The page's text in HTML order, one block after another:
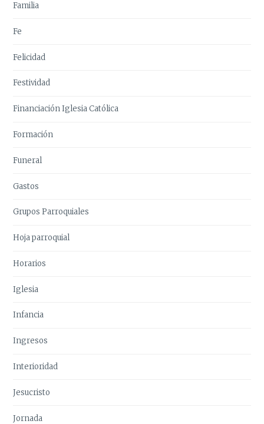
Familia
Fe
Felicidad
Festividad
Financiación Iglesia Católica
Formación
Funeral
Gastos
Grupos Parroquiales
Hoja parroquial
Horarios
Iglesia
Infancia
Ingresos
Interioridad
Jesucristo
Jornada